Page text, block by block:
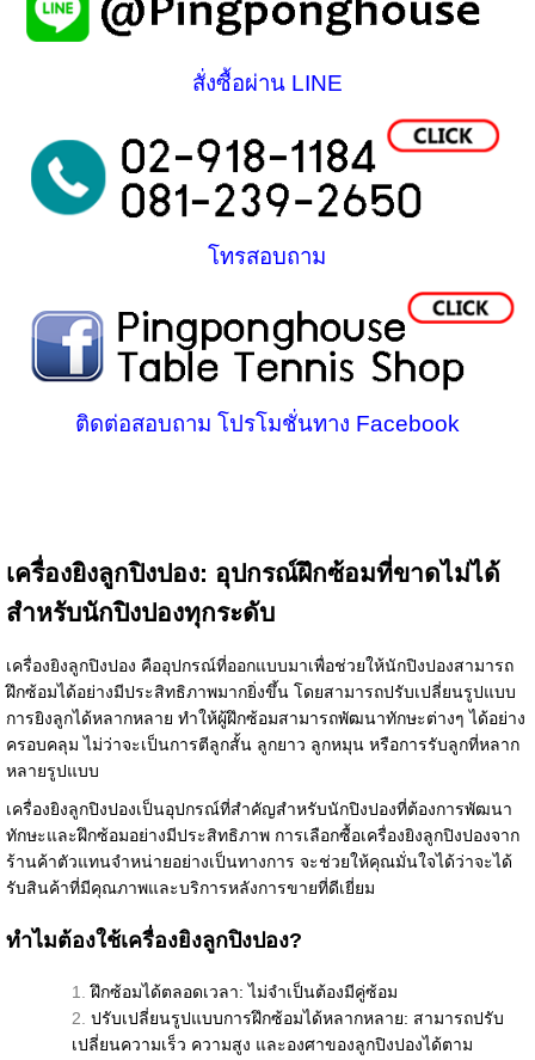
สั่งซื้อผ่าน LINE
โทรสอบถาม
ติดต่อสอบถาม โปรโมชั่นทาง Facebook
เครื่องยิงลูกปิงปอง: อุปกรณ์ฝึกซ้อมที่ขาดไม่ได้
สำหรับนักปิงปองทุกระดับ
เครื่องยิงลูกปิงปอง คืออุปกรณ์ที่ออกแบบมาเพื่อช่วยให้นักปิงปองสามารถ
ฝึกซ้อมได้อย่างมีประสิทธิภาพมากยิ่งขึ้น โดยสามารถปรับเปลี่ยนรูปแบบ
การยิงลูกได้หลากหลาย ทำให้ผู้ฝึกซ้อมสามารถพัฒนาทักษะต่างๆ ได้อย่าง
ครอบคลุม ไม่ว่าจะเป็นการตีลูกสั้น ลูกยาว ลูกหมุน หรือการรับลูกที่หลาก
หลายรูปแบบ
เครื่องยิงลูกปิงปองเป็นอุปกรณ์ที่สำคัญสำหรับนักปิงปองที่ต้องการพัฒนา
ทักษะและฝึกซ้อมอย่างมีประสิทธิภาพ การเลือกซื้อเครื่องยิงลูกปิงปองจาก
ร้านค้าตัวแทนจำหน่ายอย่างเป็นทางการ จะช่วยให้คุณมั่นใจได้ว่าจะได้
รับสินค้าที่มีคุณภาพและบริการหลังการขายที่ดีเยี่ยม
ทำไมต้องใช้เครื่องยิงลูกปิงปอง?
ฝึกซ้อมได้ตลอดเวลา: ไม่จำเป็นต้องมีคู่ซ้อม
ปรับเปลี่ยนรูปแบบการฝึกซ้อมได้หลากหลาย: สามารถปรับ
เปลี่ยนความเร็ว ความสูง และองศาของลูกปิงปองได้ตาม